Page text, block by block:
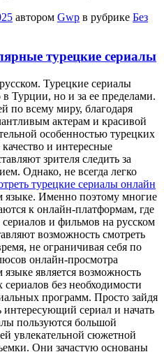
автором Gwp в рубрике Без
турецкие сериалы
Турецкие сериалы
Турции, но и за ее пределами.
по всему миру, благодаря
актерам и красивой
особенностью турецких
и интересные
зрителя следить за
Однако, не всегда легко
турецкие сериалы онлайн
языке. Именно поэтому многие
к онлайн-платформам, где
и фильмов на русском
возможность смотреть
не ограничивая себя по
онлайн-просмотра
является возможность
без необходимости
программ. Просто зайдя
сериал и начать
пользуются большой
увлекательной сюжетной
Они зачастую основаны